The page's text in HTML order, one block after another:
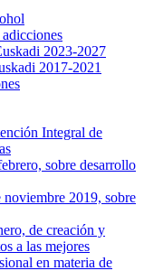
2023-2027
2017-2021
Integral de
sobre desarrollo
2019, sobre
de creación y
a las mejores
en materia de